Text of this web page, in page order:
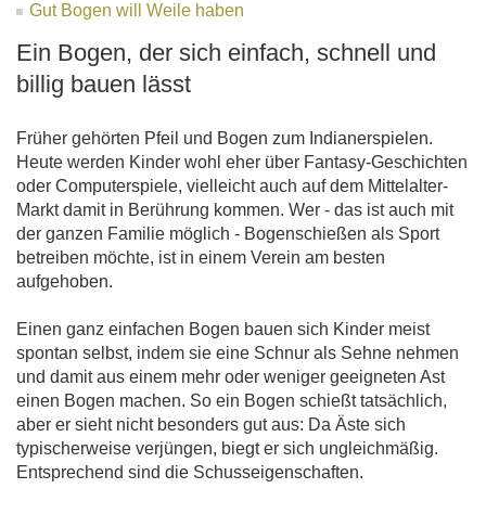
Gut Bogen will Weile haben
Ein Bogen, der sich einfach, schnell und
billig bauen lässt
Früher gehörten Pfeil und Bogen zum Indianerspielen.
Heute werden Kinder wohl eher über Fantasy-Geschichten
oder Computerspiele, vielleicht auch auf dem Mittelalter-
Markt damit in Berührung kommen. Wer - das ist auch mit
der ganzen Familie möglich - Bogenschießen als Sport
betreiben möchte, ist in einem Verein am besten
aufgehoben.
Einen ganz einfachen Bogen bauen sich Kinder meist
spontan selbst, indem sie eine Schnur als Sehne nehmen
und damit aus einem mehr oder weniger geeigneten Ast
einen Bogen machen. So ein Bogen schießt tatsächlich,
aber er sieht nicht besonders gut aus: Da Äste sich
typischerweise verjüngen, biegt er sich ungleichmäßig.
Entsprechend sind die Schusseigenschaften.